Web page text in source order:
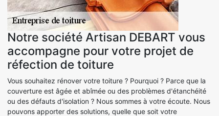
Notre société Artisan DEBART vous
accompagne pour votre projet de
réfection de toiture
Vous souhaitez rénover votre toiture ? Pourquoi ? Parce que la
couverture est âgée et abîmée ou des problèmes d'étanchéité
ou des défauts d'isolation ? Nous sommes à votre écoute. Nous
pouvons apporter des solutions, quelle que soit votre